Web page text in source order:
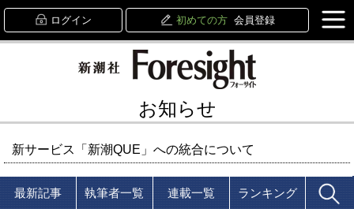
ログイン 初めての方 会員登録
お知らせ
新サービス「新潮QUE」への統合について
最新記事 執筆者一覧 連載一覧 ランキング